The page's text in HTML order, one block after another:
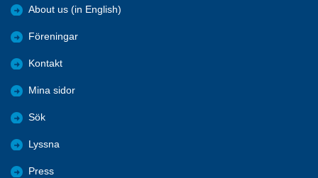
About us (in English)
Föreningar
Kontakt
Mina sidor
Sök
Lyssna
Press